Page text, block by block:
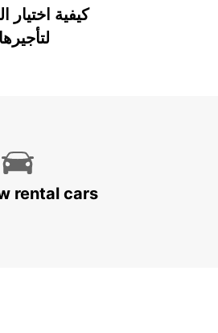
كيفية اختيار
rental cars